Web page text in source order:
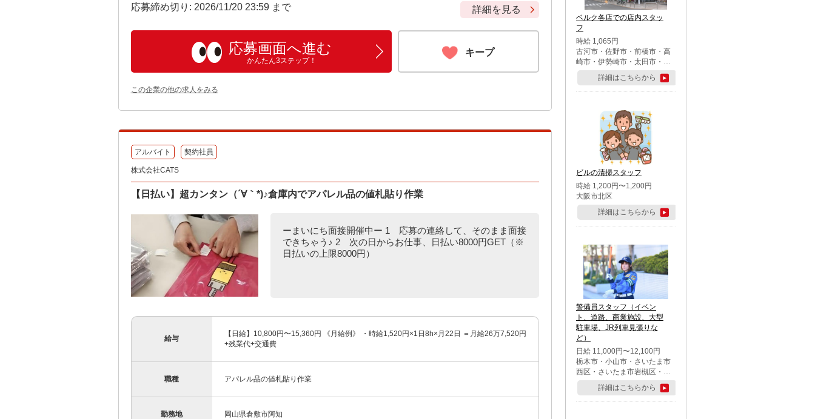
応募締め切り: 2026/11/20 23:59 まで 詳細を見る
応募画面へ進む
かんたん3ステップ！
キープ
この企業の他の求人をみる
アルバイト 契約社員
株式会社CATS
【日払い】超カンタン（´∀｀*)♪倉庫内でアパレル品の値札貼り作業
ーまいにち面接開催中ー 1 応募の連絡して、そのまま面接
できちゃう♪ 2 次の日からお仕事、日払い8000円GET（※
日払いの上限8000円）
給与
【日給】10,800円〜15,360円 《月給例》 ・時給1,520円×1日8h×月22日 ＝月給26万7,520円
+残業代+交通費
職種 アパレル品の値札貼り作業
勤務地 岡山県倉敷市阿知
ベルク各店での店内スタッ
フ
時給 1,065円
古河市・佐野市・前橋市・高
崎市・伊勢崎市・太田市・館
林市・藤岡市・大泉町・さい
たま市北区・川越市・熊谷
市・行田市・秩父市・所沢
市・鶴ケ島市・千葉市中央
区・市川市・松戸市・習志野
市・柏市・流山市・八千代
市・足立区・江戸川区・八王
子市・町田市
詳細はこちらから
ビルの清掃スタッフ
時給 1,200円〜1,200円
大阪市北区
詳細はこちらから
警備員スタッフ（イベン
ト、道路、商業施設、大型
駐車場、JR列車見張りな
ど）
日給 11,000円〜12,100円
栃木市・小山市・さいたま市
西区・さいたま市岩槻区・久
喜市・蓮田市
詳細はこちらから